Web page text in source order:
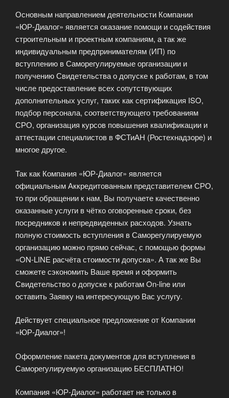
Основным направлением деятельности Компании
«ЮР-Диалог» является оказание помощи и содействия
строительным и проектным компаниям, а так же
индивидуальным предпринимателям (ИП) по
вступлению в Саморегулируемые организации и
получению Свидетельства о допуске к работам, в том
числе предоставление всех сопутствующих
дополнительных услуг, таких как сертификация ISO,
подбор персонала, соответствующего требованиям
СРО, организация курсов повышения квалификации и
аттестации специалистов в ФСТиАН (Ростехнадзоре) и
многое другое.
Так как Компания «ЮР-Диалог» является
официальным Аккредитованным представителем СРО,
то при обращении к нам, Вы получаете качественно
оказанные услуги в чётко оговоренные сроки, без
посредников и непредвиденных расходов. Узнать
полную стоимость вступления в Саморегулируемую
организацию можно прямо сейчас, с помощью формы
«ON-LINE расчёта стоимости допуска». А так же Вы
сможете сэкономить Ваше время и оформить
Свидетельство о допуске к работам On-line или
оставить Заявку на интересующую Вас услугу.
Действует специальное предложение от Компании
«ЮР-Диалог»!
Оформление пакета документов для вступления в
Саморегулируемую организацию БЕСПЛАТНО!
Компания «ЮР-Диалог» работает не только в